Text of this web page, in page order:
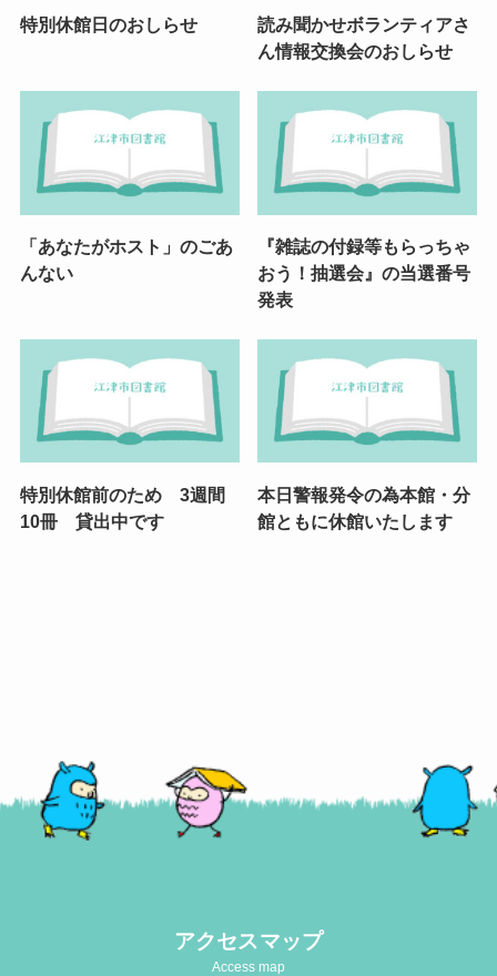
特別休館日のおしらせ
読み聞かせボランティアさ
ん情報交換会のおしらせ
「あなたがホスト」のごあ
んない
『雑誌の付録等もらっちゃ
おう！抽選会』の当選番号
発表
特別休館前のため 3週間
10冊 貸出中です
本日警報発令の為本館・分
館ともに休館いたします
アクセスマップ
Access map